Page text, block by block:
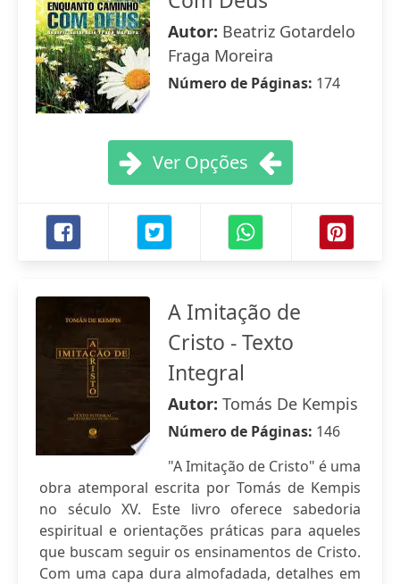
Autor: Beatriz Gotardelo
Fraga Moreira
Número de Páginas: 174
Ver Opções
A Imitação de
Cristo - Texto
Integral
Autor: Tomás De Kempis
Número de Páginas: 146
"A Imitação de Cristo" é uma
obra atemporal escrita por Tomás de Kempis
no século XV. Este livro oferece sabedoria
espiritual e orientações práticas para aqueles
que buscam seguir os ensinamentos de Cristo.
Com uma capa dura almofadada, detalhes em